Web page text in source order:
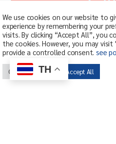
ภาวะ Long Covid กับการรั
We use cookies on our website to
experience by remembering your
visits. By clicking “Accept All”, you
the cookies. However, you may
provide a controlled consent.see
Cookie Settings Accept All
TH